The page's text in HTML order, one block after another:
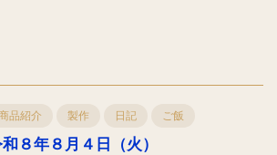
品紹介 製作 日記 ご飯
８年８月４日（火）